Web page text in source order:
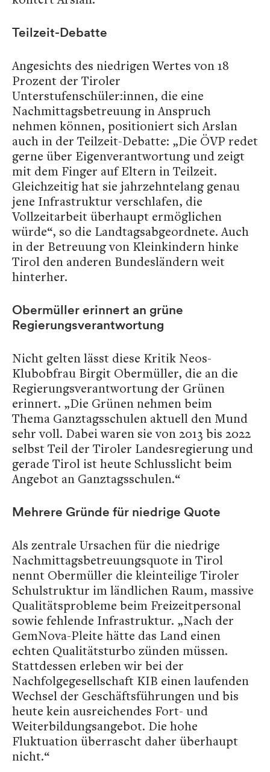
Teilzeit-Debatte
Angesichts des niedrigen Wertes von 18
Prozent der Tiroler
Unterstufenschüler:innen, die eine
Nachmittagsbetreuung in Anspruch
nehmen können, positioniert sich Arslan
auch in der Teilzeit-Debatte: „Die ÖVP redet
gerne über Eigenverantwortung und zeigt
mit dem Finger auf Eltern in Teilzeit.
Gleichzeitig hat sie jahrzehntelang genau
jene Infrastruktur verschlafen, die
Vollzeitarbeit überhaupt ermöglichen
würde“, so die Landtagsabgeordnete. Auch
in der Betreuung von Kleinkindern hinke
Tirol den anderen Bundesländern weit
hinterher.
Obermüller erinnert an grüne
Regierungsverantwortung
Nicht gelten lässt diese Kritik Neos-
Klubobfrau Birgit Obermüller, die an die
Regierungsverantwortung der Grünen
erinnert. „Die Grünen nehmen beim
Thema Ganztagsschulen aktuell den Mund
sehr voll. Dabei waren sie von 2013 bis 2022
selbst Teil der Tiroler Landesregierung und
gerade Tirol ist heute Schlusslicht beim
Angebot an Ganztagsschulen.“
Mehrere Gründe für niedrige Quote
Als zentrale Ursachen für die niedrige
Nachmittagsbetreuungsquote in Tirol
nennt Obermüller die kleinteilige Tiroler
Schulstruktur im ländlichen Raum, massive
Qualitätsprobleme beim Freizeitpersonal
sowie fehlende Infrastruktur. „Nach der
GemNova-Pleite hätte das Land einen
echten Qualitätsturbo zünden müssen.
Stattdessen erleben wir bei der
Nachfolgegesellschaft KIB einen laufenden
Wechsel der Geschäftsführungen und bis
heute kein ausreichendes Fort- und
Weiterbildungsangebot. Die hohe
Fluktuation überrascht daher überhaupt
nicht.“